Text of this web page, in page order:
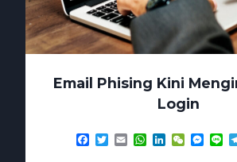
Email Phising Kini
Login
Facebook
TwitterEmailWhatsApp
LinkedIn
WeChat